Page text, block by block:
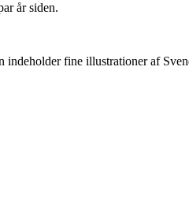
år siden.
indeholder fine illustrationer af